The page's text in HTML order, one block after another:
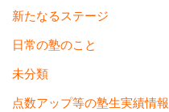
新たなるステージ
日常の塾のこと
未分類
点数アップ等の塾生実績情報